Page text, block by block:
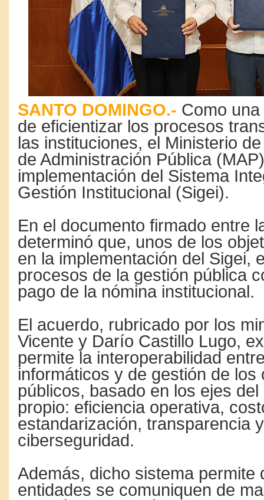
SANTO DOMINGO.- Como
de eficientizar los procesos
las instituciones, el Ministerio
de Administración Pública
implementación del Sistema
Gestión Institucional (Sigei).
En el documento firmado entre
determinó que, unos de los
en la implementación del Sigei,
procesos de la gestión pública
pago de la nómina institucional.
El acuerdo, rubricado por los
Vicente y Darío Castillo Lugo,
permite la interoperabilidad
informáticos y de gestión de los
públicos, basado en los ejes del
propio: eficiencia operativa,
estandarización, transparencia y
ciberseguridad.
Además, dicho sistema permite
entidades se comuniquen de